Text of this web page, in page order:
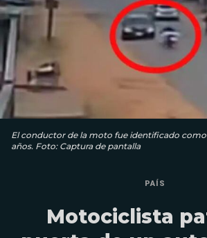
El conductor de la moto fue identificado como
años. Foto: Captura de pantalla
PAÍS
Motociclista